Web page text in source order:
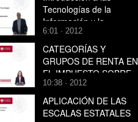
Tecnologías de la
Información y la
Comunicaciones en la
Educación
6:01 · 2012
CATEGORÍAS Y
GRUPOS DE RENTA EN
EL IMPUESTO SOBRE
LA RENTA DE LAS
PERSONAS FÍSICAS
10:38 · 2012
APLICACIÓN DE LAS
ESCALAS ESTATALES